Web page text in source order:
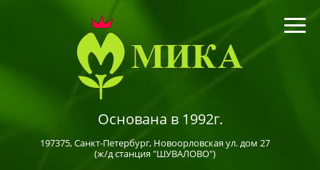
Основана в 1992г.
197375,Санкт-Петербург, Новоорловская ул. дом 27
(ж/д станция "ШУВАЛОВО")